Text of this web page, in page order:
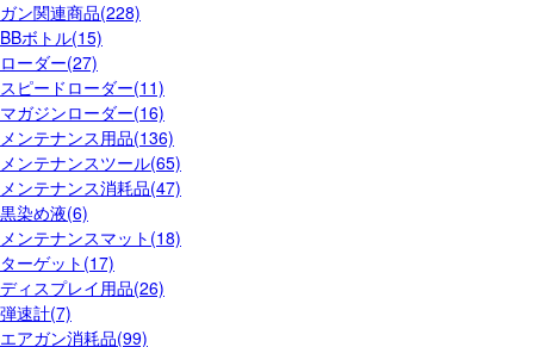
ガン関連商品(228)
BBボトル(15)
ローダー(27)
スピードローダー(11)
マガジンローダー(16)
メンテナンス用品(136)
メンテナンスツール(65)
メンテナンス消耗品(47)
黒染め液(6)
メンテナンスマット(18)
ターゲット(17)
ディスプレイ用品(26)
弾速計(7)
エアガン消耗品(99)